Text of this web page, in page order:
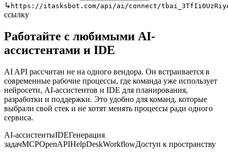
↳ https://itasksbot.com/api/ai/connect/
ссылку
Команда
$codex--mcp itasks
•читать проекты, участников и статусы пространства
•искать, создавать и обновлять задачи
•назначать ответственных, дедлайны и приоритеты
работать с подзадачами, комментариями и учётом
времени
•читать HelpDesk-обращения, отвечать клиентам и
ассистентами и IDE
AI API рассчитан не на одного вендора. Он встраивается в
современные рабочие процессы, где команда уже использует
нейросети, AI-ассистентов и IDE для планирования,
разработки и поддержки. Это удобно для команд, которые
выбрали свой стек и не хотят менять процессы ради одного
сервиса.